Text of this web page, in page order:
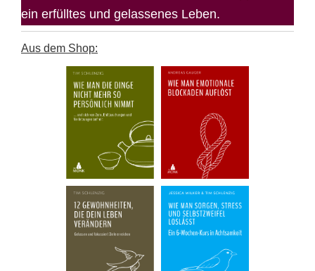
ein erfülltes und gelassenes Leben.
Aus dem Shop: